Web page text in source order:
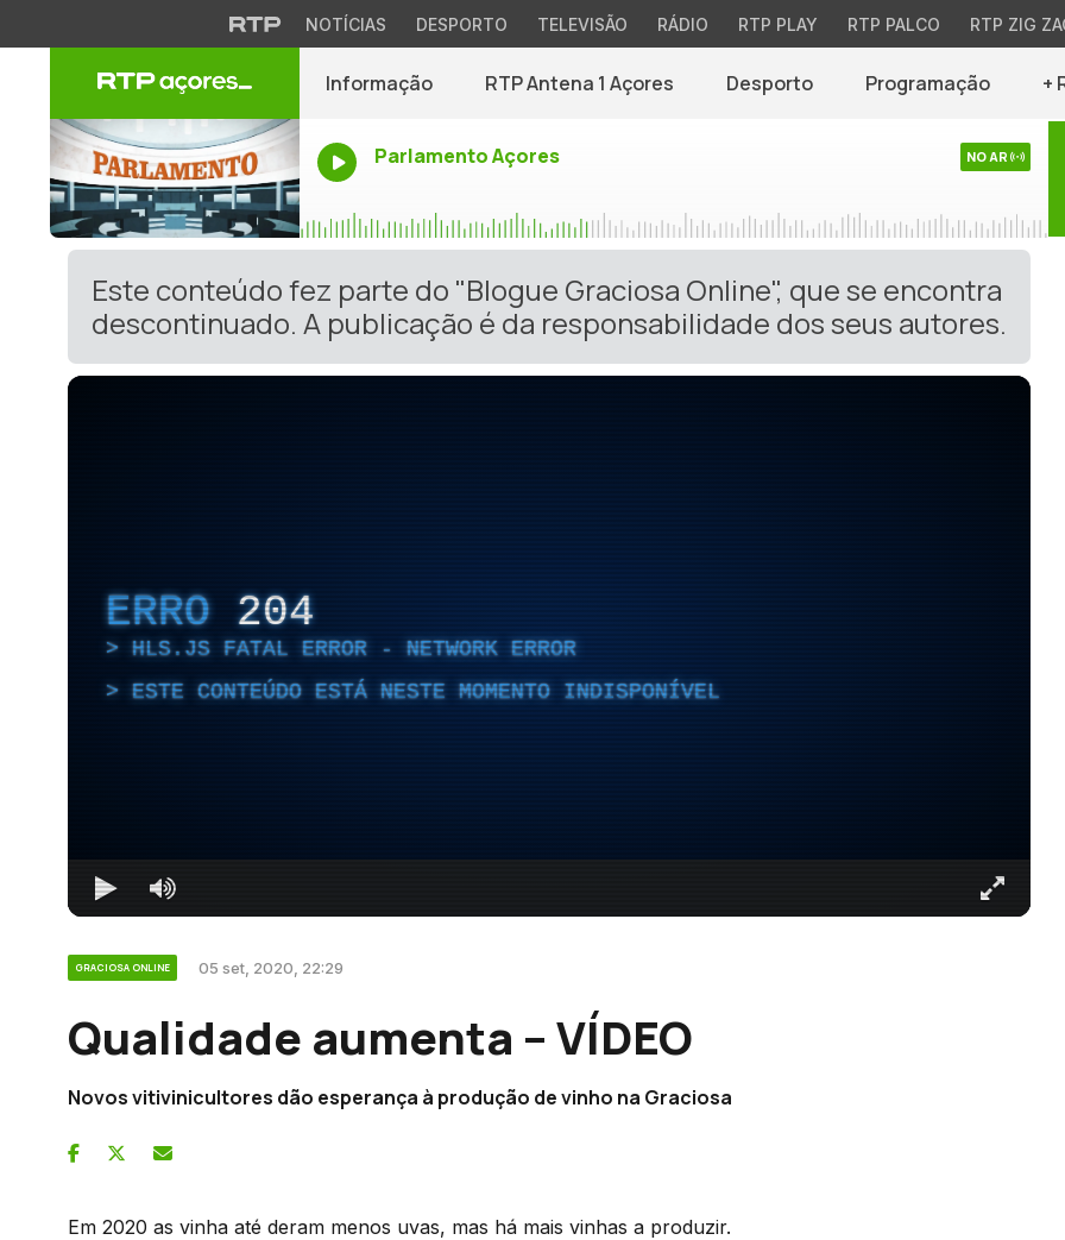
NOTÍCIAS DESPORTO TELEVISÃO RÁDIO RTP PLAY RTP PALCO RTP ZIG
Informação RTP Antena 1 Açores Desporto Programação +
Parlamento Açores NO AR
Este conteúdo fez parte do "Blogue Graciosa Online", que se encontra
descontinuado. A publicação é da responsabilidade dos seus autores.
ERRO 204
HLS.JS FATAL ERROR - NETWORK ERROR
ESTE CONTEÚDO ESTÁ NESTE MOMENTO INDISPONÍVEL
GRACIOSA ONLINE 05 set, 2020, 22:29
Qualidade aumenta – VÍDEO
Novos vitivinicultores dão esperança à produção de vinho na Graciosa
Em 2020 as vinha até deram menos uvas, mas há mais vinhas a produzir.